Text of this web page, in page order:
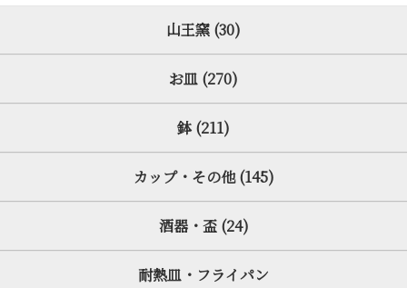
山王窯 (30)
お皿 (270)
鉢 (211)
カップ・その他 (145)
酒器・盃 (24)
耐熱皿・フライパン